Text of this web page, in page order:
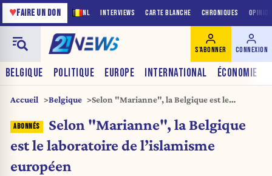
NL INTERVIEWS CARTE BLANCHE CHRONIQUES
♥FAIRE UN DON
BELGIQUE POLITIQUE EUROPE INTERNATIONAL ÉCONOMIE
S'ABONNER CONNEXION
Accueil Belgique
Selon "Marianne", la Belgique est le
Selon "Marianne", la Belgique
est le laboratoire de l’islamisme
européen